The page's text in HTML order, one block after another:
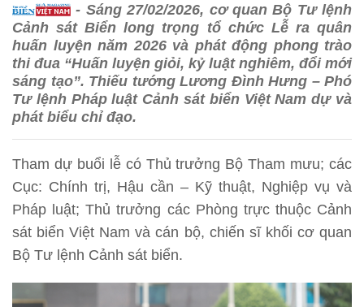
- Sáng 27/02/2026, cơ quan Bộ Tư lệnh
Cảnh sát Biển long trọng tổ chức Lễ ra quân
huấn luyện năm 2026 và phát động phong trào
thi đua “Huấn luyện giỏi, kỷ luật nghiêm, đổi mới
sáng tạo”. Thiếu tướng Lương Đình Hưng – Phó
Tư lệnh Pháp luật Cảnh sát biển Việt Nam dự và
phát biểu chỉ đạo.
Tham dự buổi lễ có Thủ trưởng Bộ Tham mưu; các
Cục: Chính trị, Hậu cần – Kỹ thuật, Nghiệp vụ và
Pháp luật; Thủ trưởng các Phòng trực thuộc Cảnh
sát biển Việt Nam và cán bộ, chiến sĩ khối cơ quan
Bộ Tư lệnh Cảnh sát biển.